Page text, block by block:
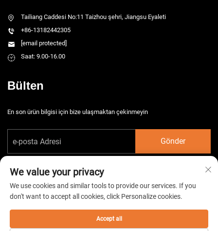
Tailiang Caddesi No:11 Taizhou şehri, Jiangsu Eyaleti
+86-13182442305
[email protected]
Saat: 9.00-16.00
Bülten
En son ürün bilgisi için bize ulaşmaktan çekinmeyin
Gönder
Telif hakkı © 2026 China Taizhou HarsMarg Elektromekanik Co. Ltd. Tüm
hakları saklıdır. - Gizlilik Politikası
We value your privacy
We use cookies and similar tools to provide our services. If you
don't want to accept all cookies, click Personalize cookies.
Accept all